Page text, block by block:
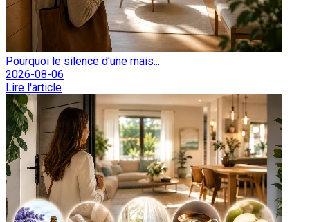
Pourquoi le silence d'une mais...
2026-08-06
Lire l'article